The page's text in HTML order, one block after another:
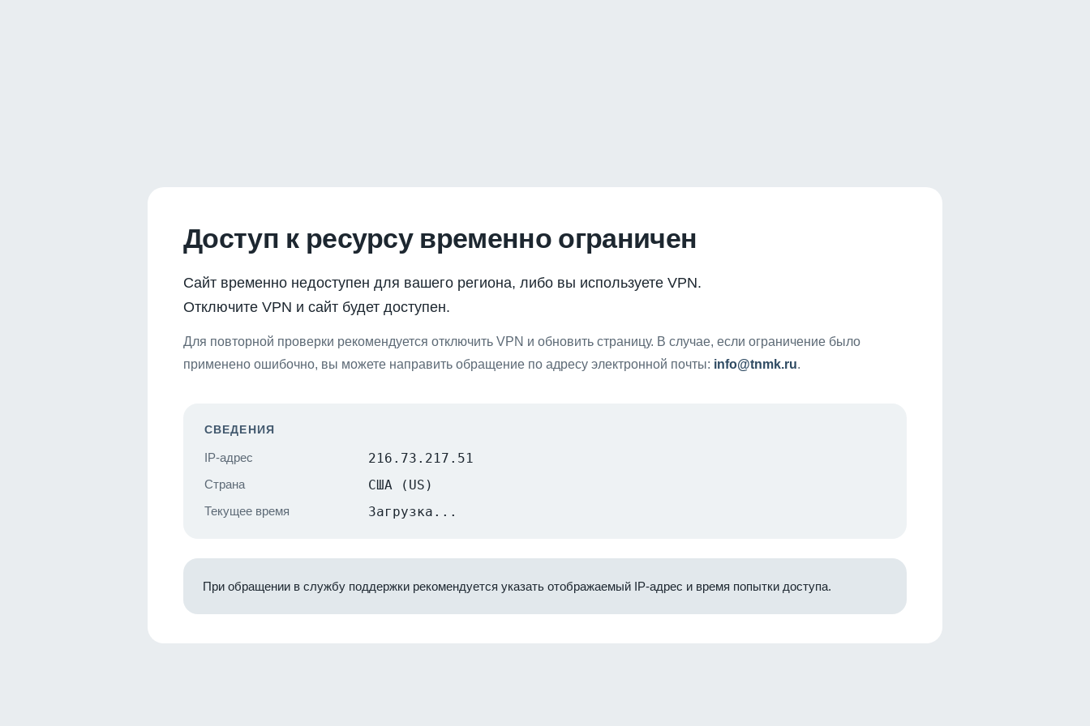
Доступ к ресурсу временно ограничен
Сайт временно недоступен для вашего региона, либо вы используете VPN.
Отключите VPN и сайт будет доступен.
Для повторной проверки рекомендуется отключить VPN и обновить страницу. В случае, если ограничение было
применено ошибочно, вы можете направить обращение по адресу электронной почты: info@tnmk.ru.
СВЕДЕНИЯ
IP-адрес 216.73.217.51
Страна США (US)
Текущее время Загрузка...
При обращении в службу поддержки рекомендуется указать отображаемый IP-адрес и время попытки доступа.